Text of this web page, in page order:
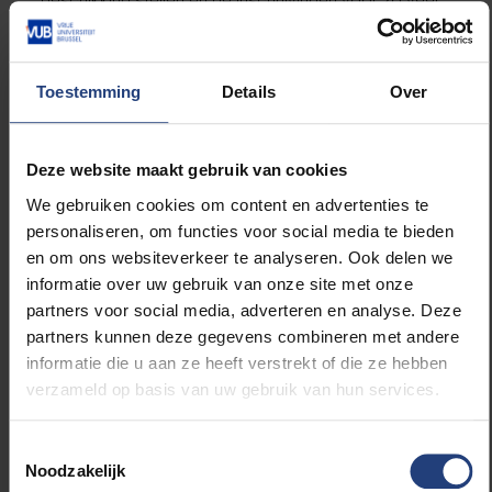
Toestemming Details Over
Deze website maakt gebruik van cookies
We gebruiken cookies om content en advertenties te
personaliseren, om functies voor social media te bieden
en om ons websiteverkeer te analyseren. Ook delen we
informatie over uw gebruik van onze site met onze
partners voor social media, adverteren en analyse. Deze
partners kunnen deze gegevens combineren met andere
informatie die u aan ze heeft verstrekt of die ze hebben
verzameld op basis van uw gebruik van hun services.
Noodzakelijk
mogelijk richtingen open laten.
Er bereiken ons ook veel financiële noodkreten.
schrijven naar België. Bovendien komen ze pas aan
studentenkamers beschikbaar zijn. We zullen die
noden maximaal proberen op te vangen via het
Caroline Pauwels Noodfonds voor Studenten.
Iraanse masterstudenten en alumni kunnen ook een
beurs aanvragen voor financiële ondersteuning om
een doctoraatsvoorstel uit te schrijven. Die beurs
uitwerking van een doctoraatsproject. Talent mag